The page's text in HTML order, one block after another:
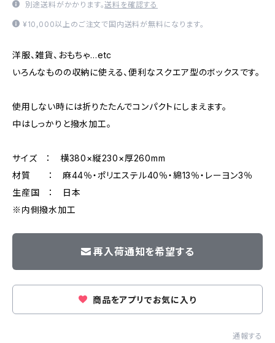
別途送料がかかります。送料を確認する
¥10,000以上のご注文で国内送料が無料になります。
洋服、雑貨、おもちゃ…etc
いろんなものの収納に使える、便利なスクエア型のボックスです。
使用しない時には折りたたんでコンパクトにしまえます。
中はしっかりと撥水加工。
サイズ ： 横380×縦230×厚260mm
材質 ： 麻44％・ポリエステル40％・綿13％・レーヨン3％
生産国 ： 日本
※内側撥水加工
再入荷通知を希望する
商品をアプリでお気に入り
通報する